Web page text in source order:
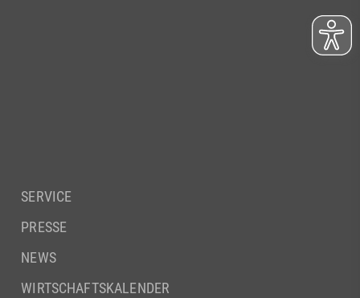
SERVICE
PRESSE
NEWS
WIRTSCHAFTSKALENDER